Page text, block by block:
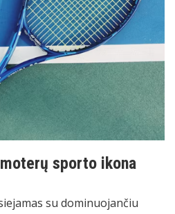
sporto ikona
su dominuojančiu